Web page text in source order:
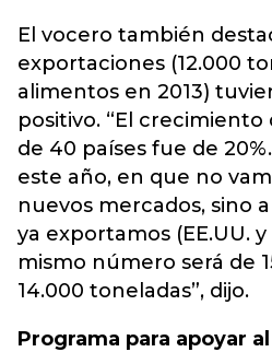
El vocero también
exportaciones (12.000
alimentos en 2013)
positivo. “El crecimiento
de 40 países fue de
este año, en que no
nuevos mercados, sino
ya exportamos (EE.UU.
mismo número será de
14.000 toneladas”, dijo.
Programa para apoyar